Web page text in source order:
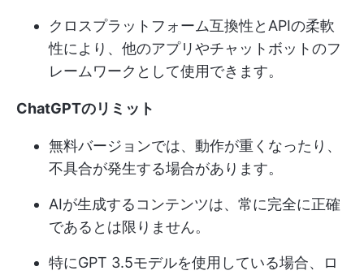
クロスプラットフォーム互換性とAPIの柔軟
性により、他のアプリやチャットボットのフ
レームワークとして使用できます。
ChatGPTのリミット
無料バージョンでは、動作が重くなったり、
不具合が発生する場合があります。
AIが生成するコンテンツは、常に完全に正確
であるとは限りません。
特にGPT 3.5モデルを使用している場合、ロ